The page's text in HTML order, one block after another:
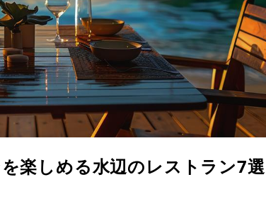
楽しめる水辺のレストラン7選